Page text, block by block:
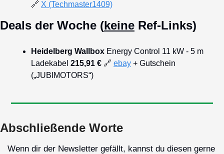
🔗 X (Techmaster1409)
Deals der Woche (keine Ref-Links)
Heidelberg Wallbox Energy Control 11 kW - 5 m
Ladekabel 215,91 € 🔗 ebay + Gutschein
(„JUBIMOTORS“)
Abschließende Worte
Wenn dir der Newsletter gefällt, kannst du diesen gerne